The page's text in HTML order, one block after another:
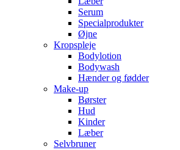
Serum
Specialprodukter
Øjne
Kropspleje
Bodylotion
Bodywash
Hænder og fødder
Make-up
Børster
Hud
Kinder
Læber
Selvbruner